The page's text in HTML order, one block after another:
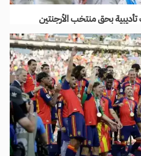
تأديبية بحق منتخب الأرجنتين